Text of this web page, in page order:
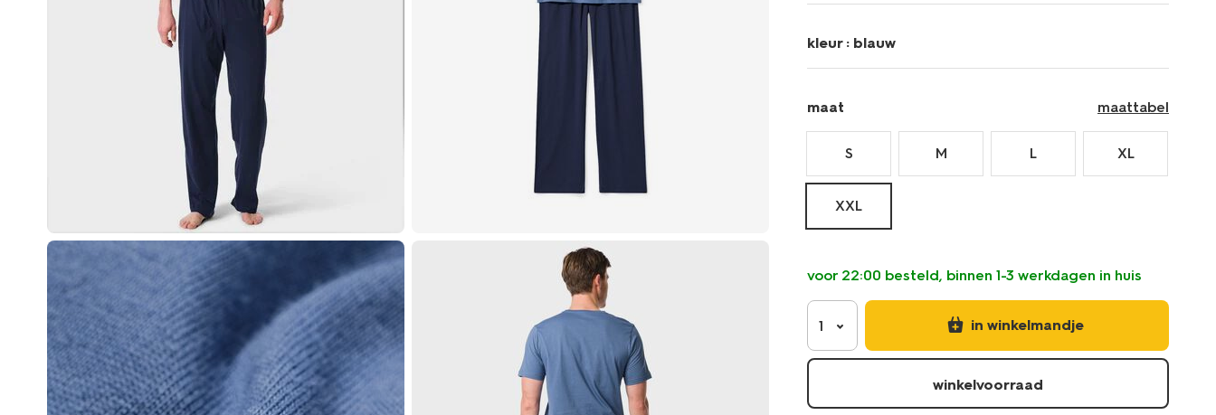
kleur : blauw
maat maattabel
S M L XL
XXL
voor 22:00 besteld, binnen 1-3 werkdagen in huis
1 in winkelmandje
winkelvoorraad